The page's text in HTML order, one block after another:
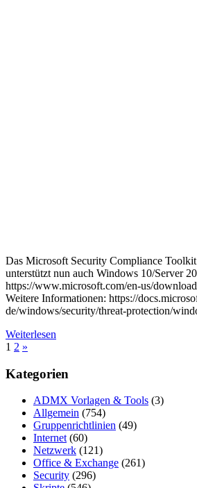
Das Microsoft Security Compliance
unterstützt nun auch Windows 10/Server
https://www.microsoft.com/en-us/
Weitere Informationen: https://
de/windows/security/threat-protection/
Weiterlesen
Seitennummerierung
der
Beiträge
1 2 Nächste
»
Kategorien
ADMX Vorlagen & Tools (3)
Allgemein (754)
Gruppenrichtlinien (49)
Internet(60)
Netzwerk (121)
Office & Exchange (261)
Security (296)